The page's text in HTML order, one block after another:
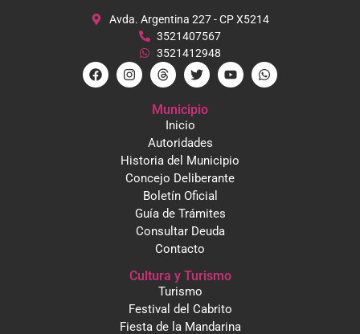
Avda. Argentina 227 - CP X5214
3521407567
3521412948
Municipio
Inicio
Autoridades
Historia del Municipio
Concejo Deliberante
Boletín Oficial
Guía de Trámites
Consultar Deuda
Contacto
Cultura y Turismo
Turismo
Festival del Cabrito
Fiesta de la Mandarina